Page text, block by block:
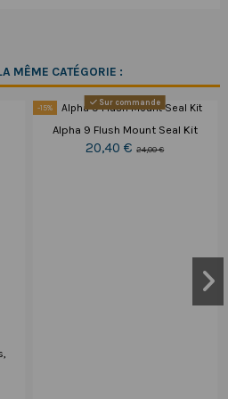
MÊME CATÉGORIE :
-15%
Sur commande
Alpha 9 Flush Mount Seal Kit
20,40 €24,00 €